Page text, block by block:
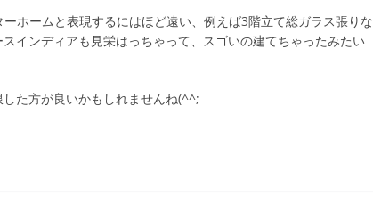
ホームと表現するにはほど遠い、例えば3階立て総ガラス張りな
インディアも見栄はっちゃって、スゴいの建てちゃったみたい
た方が良いかもしれませんね(^^;